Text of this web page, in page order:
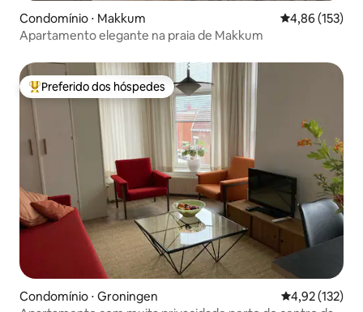
Condomínio ⋅ Makkum 4,86 de uma
4,86 (153)
Apartamento elegante na praia de Makkum
Entre os melhores preferidos dos hóspedes
Preferido dos hóspedes
Condomínio ⋅ Groningen 4,92 de uma
4,92 (132)